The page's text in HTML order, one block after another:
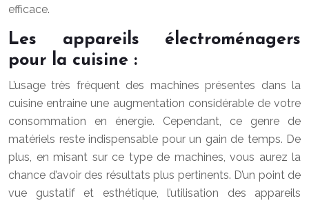
efficace.
Les appareils électroménagers
pour la cuisine :
L’usage très fréquent des machines présentes dans la
cuisine entraine une augmentation considérable de votre
consommation en énergie. Cependant, ce genre de
matériels reste indispensable pour un gain de temps. De
plus, en misant sur ce type de machines, vous aurez la
chance d’avoir des résultats plus pertinents. D’un point de
vue gustatif et esthétique, l’utilisation des appareils